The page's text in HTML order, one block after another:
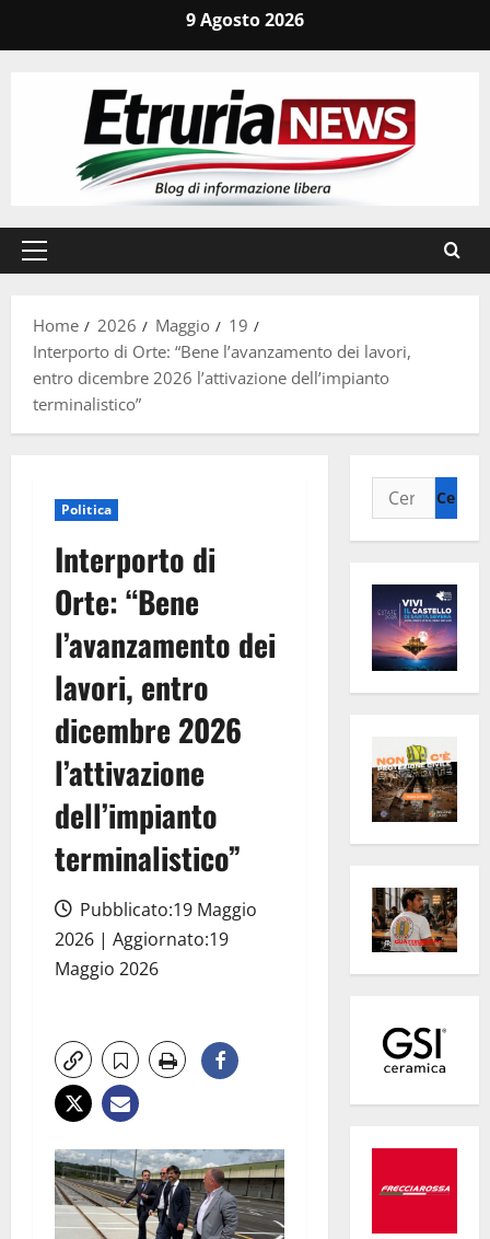
9 Agosto 2026
Menu
Home
2026 Maggio
19
Interporto di Orte: “Bene l’avanzamento dei lavori,
entro dicembre 2026 l’attivazione dell’impianto
terminalistico”
Politica
Interporto di
Orte: “Bene
l’avanzamento dei
lavori, entro
dicembre 2026
l’attivazione
dell’impianto
terminalistico”
Pubblicato:19 Maggio
2026 | Aggiornato:19
Maggio 2026
Ricerca
per: